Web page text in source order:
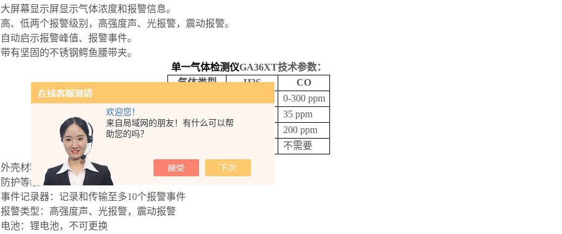
欢迎您！
来自局域网的朋友！有什么可以帮
助您的吗？
大屏幕显示屏显示气体浓度和报警信息。
高、低两个报警级别，高强度声、光报警，震动报警。
自动启示报警峰值、报警事件。
带有坚固的不锈钢鳄鱼腰带夹。
单一气体检测仪GA36XT技术参数：
气体类型
H2S
CO
0-300 ppm
35 ppm
高报警浓度
15 ppm
200 ppm
不需要
外壳材料：耐冲击ABS
防护等级：
IP66/67
事件记录器：记录和传输至多10个报警事件
报警类型：高强度声、光报警，震动报警
电池：锂电池，不可更换